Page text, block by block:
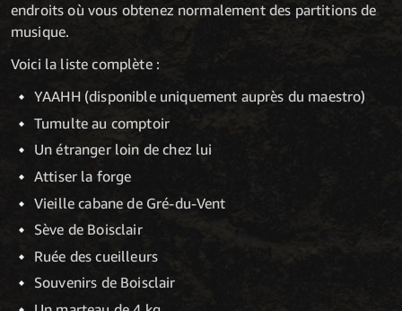
endroits où vous obtenez normalement des partitions de
musique.
Voici la liste complète :
YAAHH (disponible uniquement auprès du maestro)
Tumulte au comptoir
Un étranger loin de chez lui
Attiser la forge
Vieille cabane de Gré-du-Vent
Sève de Boisclair
Ruée des cueilleurs
Souvenirs de Boisclair